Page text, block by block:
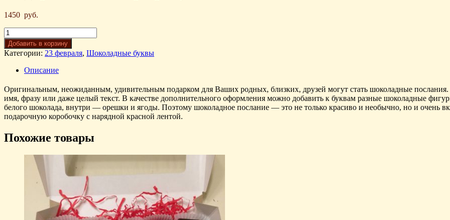
1450 руб.
Добавить в корзину
Категории: 23 февраля, Шоколадные буквы
Описание
Оригинальным, неожиданным, удивительным подарком для Ваших родных, близких, друзей могут стать шоколадные
имя, фразу или даже целый текст. В качестве дополнительного оформления можно добавить к буквам разные шоколадные
белого шоколада, внутри — орешки и ягоды. Поэтому шоколадное послание — это не только красиво и необычно, но и очень
подарочную коробочку с нарядной красной лентой.
Похожие товары